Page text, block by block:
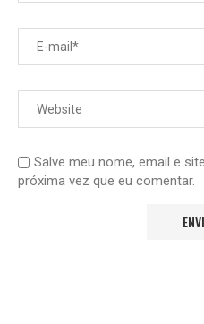
Salve meu nome, email e
próxima vez que eu comentar.